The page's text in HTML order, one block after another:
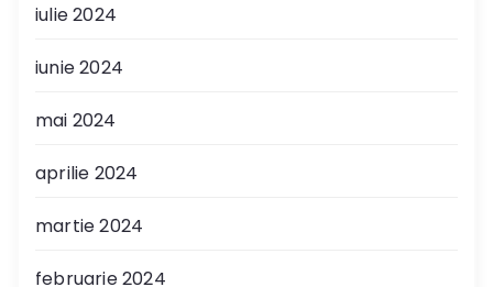
iulie 2024
iunie 2024
mai 2024
aprilie 2024
martie 2024
februarie 2024